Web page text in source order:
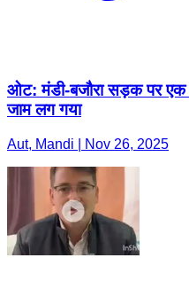
ओट: मंडी-बजौरा सड़क पर एक
जाम लग गया
Aut, Mandi | Nov 26, 2025